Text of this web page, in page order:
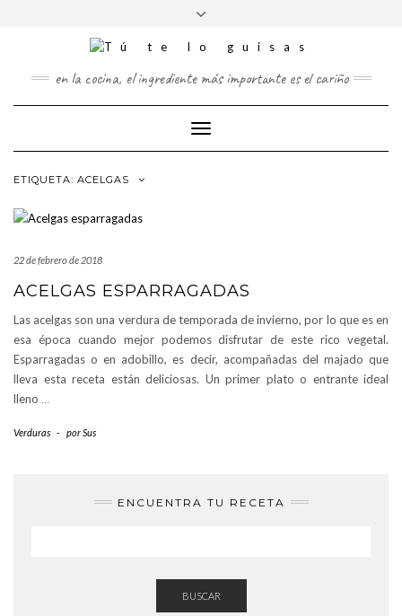
TWITTERPINTEREST
cabecera
en la cocina, el ingrediente más importante es el cariño
Cambiar
modo
ETIQUETA: ACELGAS
22 de febrero de 2018
ACELGAS ESPARRAGADAS
Las acelgas son una verdura de temporada de invierno, por lo que es en
esa época cuando mejor podemos disfrutar de este rico vegetal.
Esparragadas o en adobillo, es decir, acompañadas del majado que
lleva esta receta están deliciosas. Un primer plato o entrante ideal
lleno …
Verduras - porSus
ENCUENTRA TU RECETA
BUSCAR